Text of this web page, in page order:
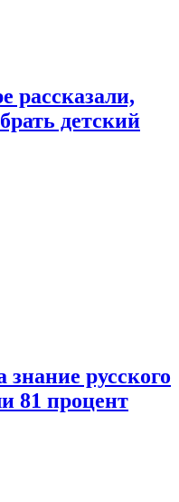
рассказали,
детский
русского
81 процент